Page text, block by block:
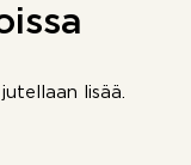
lisää.